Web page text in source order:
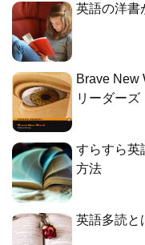
英語の洋書
Brave
リーダー
すらすら英
方法
英語多読と